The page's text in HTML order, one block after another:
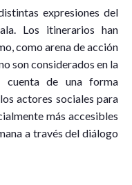
expresiones del
Los itinerarios han
como arena de acción
son considerados en la
cuenta de una forma
actores sociales para
más accesibles
a través del diálogo